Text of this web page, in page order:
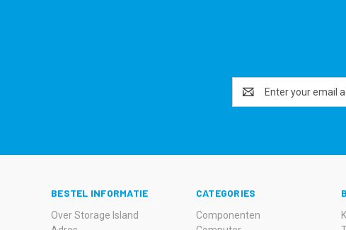
Address
BESTEL INFORMATIE
Over Storage Island
CATEGORIES
Componenten